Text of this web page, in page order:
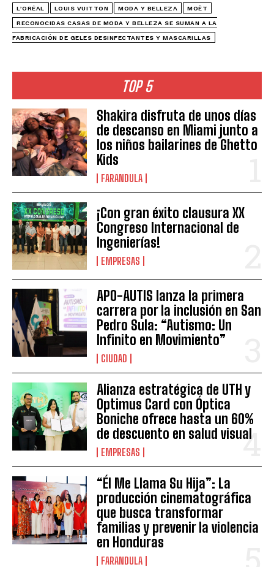
TOP 5
Shakira disfruta de unos días
de descanso en Miami junto a
los niños bailarines de Ghetto
Kids
FARANDULA
¡Con gran éxito clausura XX
Congreso Internacional de
Ingenierías!
EMPRESAS
APO-AUTIS lanza la primera
carrera por la inclusión en San
Pedro Sula: “Autismo: Un
Infinito en Movimiento”
CIUDAD
Alianza estratégica de UTH y
Optimus Card con Óptica
Boniche ofrece hasta un 60%
de descuento en salud visual
EMPRESAS
“Él Me Llama Su Hija”: La
producción cinematográfica
que busca transformar
familias y prevenir la violencia
en Honduras
FARANDULA
L’ORÉAL LOUIS VUITTON MODA Y BELLEZA MOËT
RECONOCIDAS CASAS DE MODA Y BELLEZA SE SUMAN A LA
FABRICACIÓN DE GELES DESINFECTANTES Y MASCARILLAS